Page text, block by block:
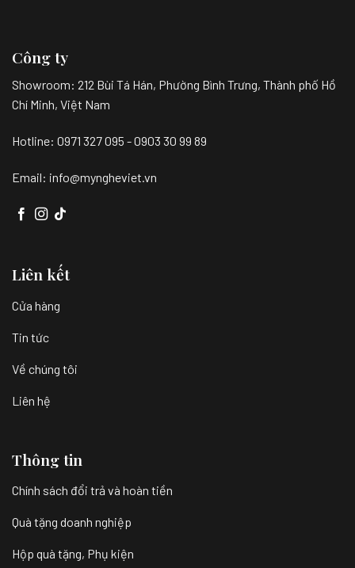
Công ty
Showroom: 212 Bùi Tá Hán, Phường Bình Trưng, Thành phố Hồ
Chí Minh, Việt Nam
Hotline: 0971 327 095 - 0903 30 99 89
Email: info@myngheviet.vn
Liên kết
Cửa hàng
Tin tức
Về chúng tôi
Liên hệ
Thông tin
Chính sách đổi trả và hoàn tiền
Quà tặng doanh nghiệp
Hộp quà tặng, Phụ kiện